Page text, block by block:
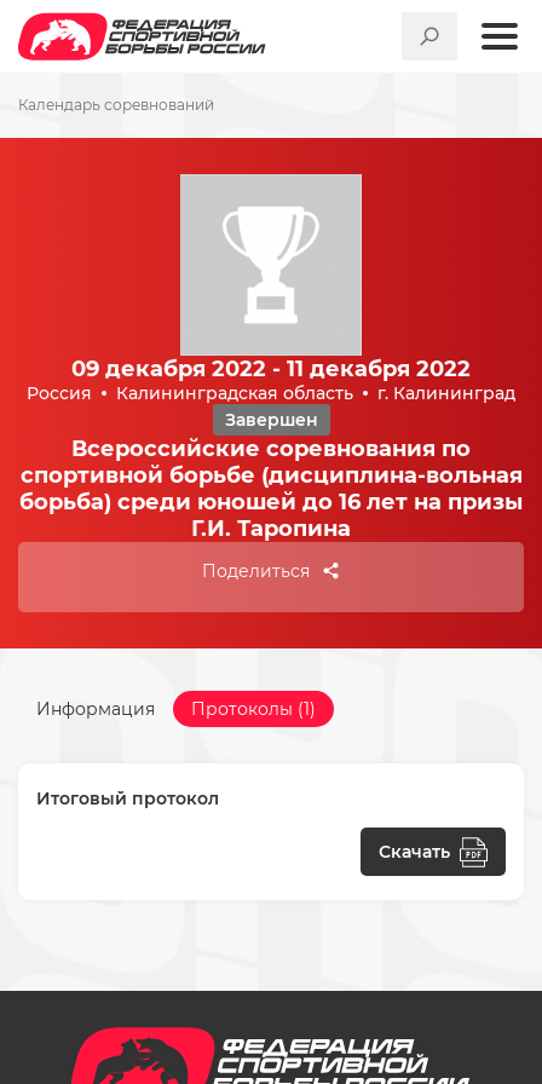
Календарь соревнований
09 декабря 2022 - 11 декабря 2022
Россия Калининградская область
г. Калининград
Завершен
Всероссийские соревнования по
спортивной борьбе (дисциплина-вольная
борьба) среди юношей до 16 лет на призы
Г.И. Таропина
Поделиться
Информация Протоколы (1)
Итоговый протокол
Скачать